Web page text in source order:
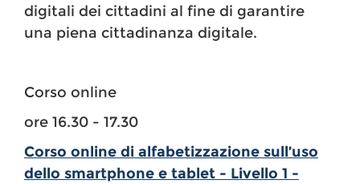
digitali dei cittadini al fine di garantire
una piena cittadinanza digitale.
Corso online
ore 16.30 - 17.30
Corso online di alfabetizzazione sull’uso
dello smartphone e tablet - Livello 1 -